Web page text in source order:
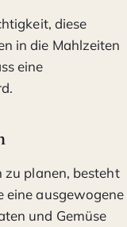
diese
in die Mahlzeiten
eine
zu planen, besteht
eine ausgewogene
und Gemüse